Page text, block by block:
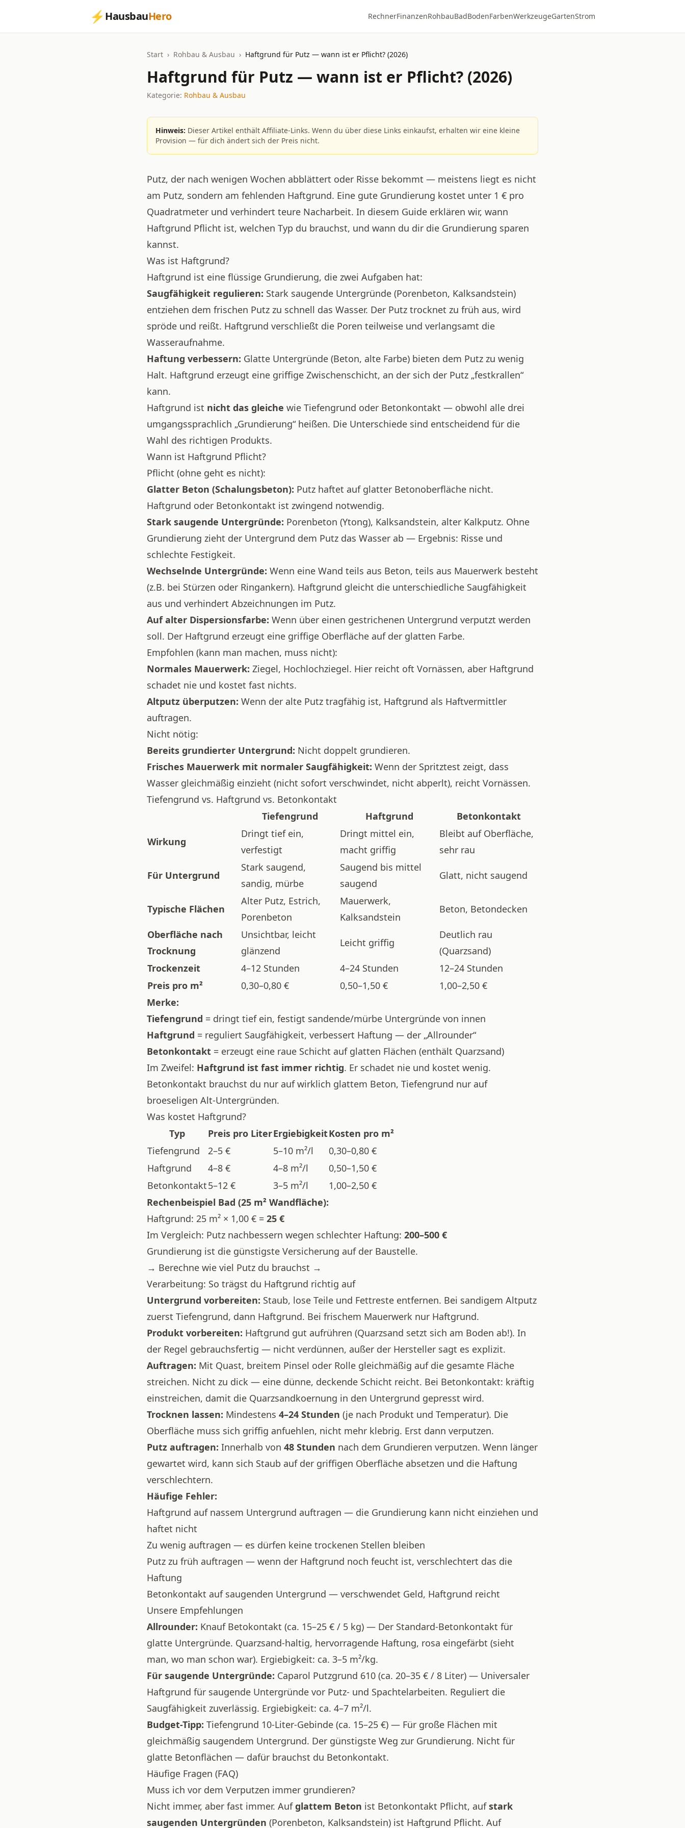
⚡ HausbauHero RechnerFinanzenRohbauBadBodenFarbenWerkzeugeGartenStrom
Start › Rohbau & Ausbau › Haftgrund für Putz — wann ist er Pflicht? (2026)
Haftgrund für Putz — wann ist er Pflicht? (2026)
Kategorie: Rohbau & Ausbau
Hinweis: Dieser Artikel enthält Affiliate-Links. Wenn du über diese Links einkaufst, erhalten wir eine kleine
Provision — für dich ändert sich der Preis nicht.
Putz, der nach wenigen Wochen abblättert oder Risse bekommt — meistens liegt es nicht
am Putz, sondern am fehlenden Haftgrund. Eine gute Grundierung kostet unter 1 € pro
Quadratmeter und verhindert teure Nacharbeit. In diesem Guide erklären wir, wann
Haftgrund Pflicht ist, welchen Typ du brauchst, und wann du dir die Grundierung sparen
kannst.
Was ist Haftgrund?
Haftgrund ist eine flüssige Grundierung, die zwei Aufgaben hat:
Saugfähigkeit regulieren: Stark saugende Untergründe (Porenbeton, Kalksandstein)
entziehen dem frischen Putz zu schnell das Wasser. Der Putz trocknet zu früh aus, wird
spröde und reißt. Haftgrund verschließt die Poren teilweise und verlangsamt die
Wasseraufnahme.
Haftung verbessern: Glatte Untergründe (Beton, alte Farbe) bieten dem Putz zu wenig
Halt. Haftgrund erzeugt eine griffige Zwischenschicht, an der sich der Putz „festkrallen“
kann.
Haftgrund ist nicht das gleiche wie Tiefengrund oder Betonkontakt — obwohl alle drei
umgangssprachlich „Grundierung“ heißen. Die Unterschiede sind entscheidend für die
Wahl des richtigen Produkts.
Wann ist Haftgrund Pflicht?
Pflicht (ohne geht es nicht):
Glatter Beton (Schalungsbeton): Putz haftet auf glatter Betonoberfläche nicht.
Haftgrund oder Betonkontakt ist zwingend notwendig.
Stark saugende Untergründe: Porenbeton (Ytong), Kalksandstein, alter Kalkputz. Ohne
Grundierung zieht der Untergrund dem Putz das Wasser ab — Ergebnis: Risse und
schlechte Festigkeit.
Wechselnde Untergründe: Wenn eine Wand teils aus Beton, teils aus Mauerwerk besteht
(z.B. bei Stürzen oder Ringankern). Haftgrund gleicht die unterschiedliche Saugfähigkeit
aus und verhindert Abzeichnungen im Putz.
Auf alter Dispersionsfarbe: Wenn über einen gestrichenen Untergrund verputzt werden
soll. Der Haftgrund erzeugt eine griffige Oberfläche auf der glatten Farbe.
Empfohlen (kann man machen, muss nicht):
Normales Mauerwerk: Ziegel, Hochlochziegel. Hier reicht oft Vornässen, aber Haftgrund
schadet nie und kostet fast nichts.
Altputz überputzen: Wenn der alte Putz tragfähig ist, Haftgrund als Haftvermittler
auftragen.
Nicht nötig:
Bereits grundierter Untergrund: Nicht doppelt grundieren.
Frisches Mauerwerk mit normaler Saugfähigkeit: Wenn der Spritztest zeigt, dass
Wasser gleichmäßig einzieht (nicht sofort verschwindet, nicht abperlt), reicht Vornässen.
Tiefengrund vs. Haftgrund vs. Betonkontakt
Tiefengrund
Haftgrund Betonkontakt
Wirkung
Dringt tief ein,
verfestigt
Dringt mittel ein,
macht griffig
Bleibt auf Oberfläche,
sehr rau
Für Untergrund
Stark saugend,
sandig, mürbe
Saugend bis mittel
saugend
Glatt, nicht saugend
Typische Flächen
Alter Putz, Estrich,
Porenbeton
Mauerwerk,
Kalksandstein
Beton, Betondecken
Oberfläche nach
Trocknung
Unsichtbar, leicht
glänzend
Leicht griffig
Deutlich rau
(Quarzsand)
Trockenzeit
4–12 Stunden 4–24 Stunden
12–24 Stunden
Preis pro m²
0,30–0,80 € 0,50–1,50 €
1,00–2,50 €
Merke:
Tiefengrund = dringt tief ein, festigt sandende/mürbe Untergründe von innen
Haftgrund = reguliert Saugfähigkeit, verbessert Haftung — der „Allrounder“
Betonkontakt = erzeugt eine raue Schicht auf glatten Flächen (enthält Quarzsand)
Im Zweifel: Haftgrund ist fast immer richtig. Er schadet nie und kostet wenig.
Betonkontakt brauchst du nur auf wirklich glattem Beton, Tiefengrund nur auf
broeseligen Alt-Untergründen.
Was kostet Haftgrund?
Typ
Preis pro LiterErgiebigkeitKosten pro m²
Tiefengrund
2–5 € 5–10 m²/l
0,30–0,80 €
Haftgrund
4–8 € 4–8 m²/l
0,50–1,50 €
Betonkontakt5–12 € 3–5 m²/l
1,00–2,50 €
Rechenbeispiel Bad (25 m² Wandfläche):
Haftgrund: 25 m² × 1,00 € = 25 €
Im Vergleich: Putz nachbessern wegen schlechter Haftung: 200–500 €
Grundierung ist die günstigste Versicherung auf der Baustelle.
→ Berechne wie viel Putz du brauchst →
Verarbeitung: So trägst du Haftgrund richtig auf
Untergrund vorbereiten: Staub, lose Teile und Fettreste entfernen. Bei sandigem Altputz
zuerst Tiefengrund, dann Haftgrund. Bei frischem Mauerwerk nur Haftgrund.
Produkt vorbereiten: Haftgrund gut aufrühren (Quarzsand setzt sich am Boden ab!). In
der Regel gebrauchsfertig — nicht verdünnen, außer der Hersteller sagt es explizit.
Auftragen: Mit Quast, breitem Pinsel oder Rolle gleichmäßig auf die gesamte Fläche
streichen. Nicht zu dick — eine dünne, deckende Schicht reicht. Bei Betonkontakt: kräftig
einstreichen, damit die Quarzsandkoernung in den Untergrund gepresst wird.
Trocknen lassen: Mindestens 4–24 Stunden (je nach Produkt und Temperatur). Die
Oberfläche muss sich griffig anfuehlen, nicht mehr klebrig. Erst dann verputzen.
Putz auftragen: Innerhalb von 48 Stunden nach dem Grundieren verputzen. Wenn länger
gewartet wird, kann sich Staub auf der griffigen Oberfläche absetzen und die Haftung
verschlechtern.
Häufige Fehler:
Haftgrund auf nassem Untergrund auftragen — die Grundierung kann nicht einziehen und
haftet nicht
Zu wenig auftragen — es dürfen keine trockenen Stellen bleiben
Putz zu früh auftragen — wenn der Haftgrund noch feucht ist, verschlechtert das die
Haftung
Betonkontakt auf saugenden Untergrund — verschwendet Geld, Haftgrund reicht
Unsere Empfehlungen
Allrounder: Knauf Betokontakt (ca. 15–25 € / 5 kg) — Der Standard-Betonkontakt für
glatte Untergründe. Quarzsand-haltig, hervorragende Haftung, rosa eingefärbt (sieht
man, wo man schon war). Ergiebigkeit: ca. 3–5 m²/kg.
Für saugende Untergründe: Caparol Putzgrund 610 (ca. 20–35 € / 8 Liter) — Universaler
Haftgrund für saugende Untergründe vor Putz- und Spachtelarbeiten. Reguliert die
Saugfähigkeit zuverlässig. Ergiebigkeit: ca. 4–7 m²/l.
Budget-Tipp: Tiefengrund 10-Liter-Gebinde (ca. 15–25 €) — Für große Flächen mit
gleichmäßig saugendem Untergrund. Der günstigste Weg zur Grundierung. Nicht für
glatte Betonflächen — dafür brauchst du Betonkontakt.
Häufige Fragen (FAQ)
Muss ich vor dem Verputzen immer grundieren?
Nicht immer, aber fast immer. Aufglattem Beton ist Betonkontakt Pflicht, aufstark
saugenden Untergründen (Porenbeton, Kalksandstein) ist Haftgrund Pflicht. Auf